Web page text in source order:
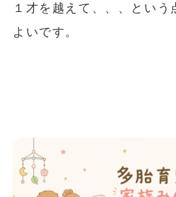
１才を越えて、、、という
よいです。